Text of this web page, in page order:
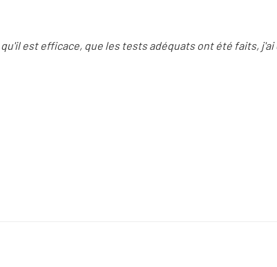
est efficace, que les tests adéquats ont été faits, j'ai